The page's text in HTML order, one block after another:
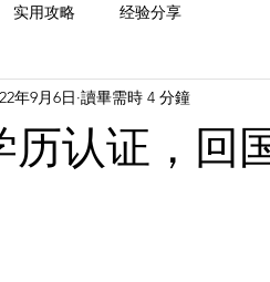
实用攻略 经验分享
历认证，回
年9月6日 讀畢需時 4 分鐘